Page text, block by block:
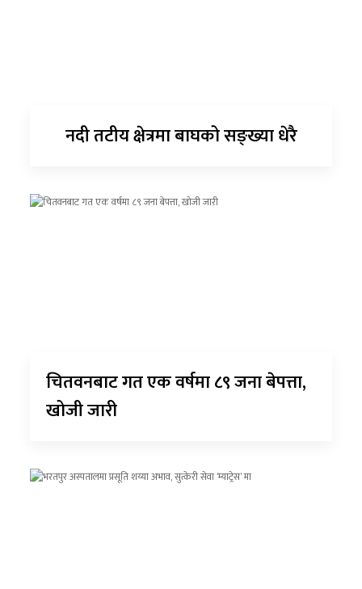
नदी तटीय क्षेत्रमा बाघको सङ्ख्या धेरै
चितवनबाट गत एक वर्षमा ८९ जना बेपत्ता,
खोजी जारी